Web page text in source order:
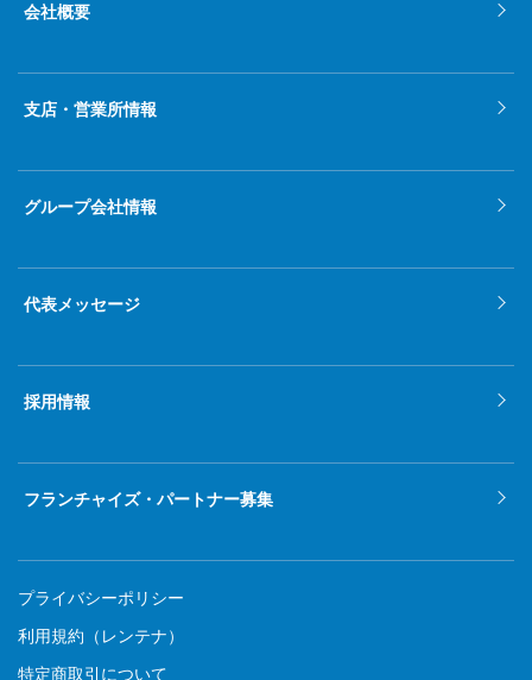
2022年1月
2021年2月
会社概要
支店・営業所情報
グループ会社情報
代表メッセージ
採用情報
フランチャイズ・パートナー募集
プライバシーポリシー
利用規約（レンテナ）
特定商取引について